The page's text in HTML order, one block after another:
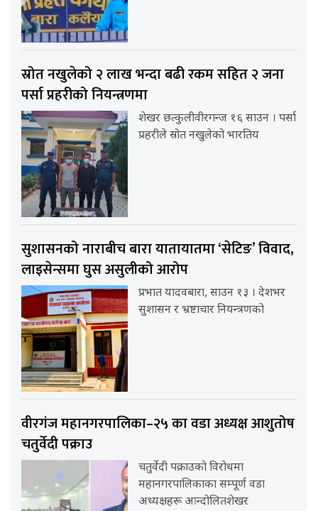
स्रोत नखुलेको २ लाख भन्दा बढी रकम सहित २ जना
पर्सा प्रहरीको नियन्त्रणमा
शेखर छत्कुलीवीरगन्ज १६ साउन । पर्सा
प्रहरीले स्रोत नखुलेको भारतिय
सुशासनको नाराबीच बारा यातायातमा ‘सेटिङ’ विवाद,
लाइसेन्समा घुस असुलीको आरोप
प्रभात यादवबारा, साउन १३ । देशभर
सुशासन र भ्रष्टाचार नियन्त्रणको
वीरगंज महानगरपालिका–२५ का वडा अध्यक्ष आशुतोष
चतुर्वेदी पक्राउ
चतुर्वेदी पक्राउको विरोधमा
महानगरपालिकाका सम्पूर्ण वडा
अध्यक्षहरू आन्दोलितशेखर